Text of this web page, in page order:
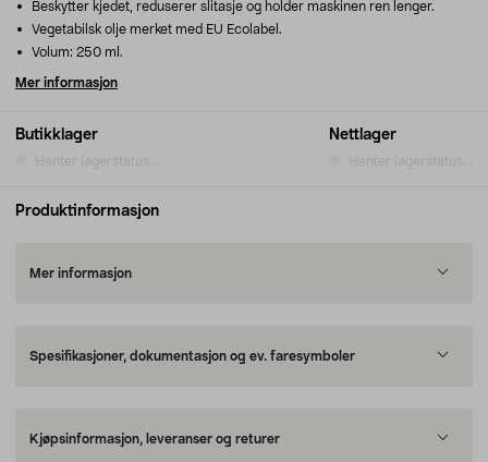
Butikklager
Henter lagerstatus...
Nettlager
Henter lagerstatus...
Beskytter kjedet, reduserer slitasje og holder maskinen ren lenger.
Vegetabilsk olje merket med EU Ecolabel.
Volum: 250 ml.
Mer informasjon
Produktinformasjon
Mer informasjon
Spesifikasjoner, dokumentasjon og ev. faresymboler
Kjøpsinformasjon, leveranser og returer